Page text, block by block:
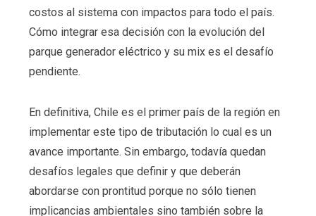
costos al sistema con impactos para todo el país.
Cómo integrar esa decisión con la evolución del
parque generador eléctrico y su mix es el desafío
pendiente.
En definitiva, Chile es el primer país de la región en
implementar este tipo de tributación lo cual es un
avance importante. Sin embargo, todavía quedan
desafíos legales que definir y que deberán
abordarse con prontitud porque no sólo tienen
implicancias ambientales sino también sobre la